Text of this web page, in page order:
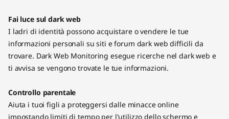
Fai luce sul dark web
I ladri di identità possono acquistare o vendere le tue
informazioni personali su siti e forum dark web difficili da
trovare. Dark Web Monitoring esegue ricerche nel dark web e
ti avvisa se vengono trovate le tue informazioni.
Controllo parentale
Aiuta i tuoi figli a proteggersi dalle minacce online
impostando limiti di tempo per l'utilizzo dello schermo e